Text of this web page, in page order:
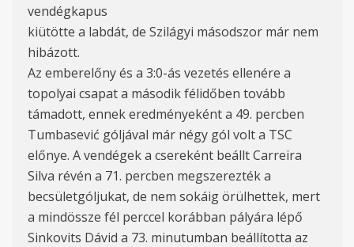
vendégkapus
kiütötte a labdát, de Szilágyi másodszor már nem
hibázott.
Az emberelőny és a 3:0-ás vezetés ellenére a
topolyai csapat a második félidőben tovább
támadott, ennek eredményeként a 49. percben
Tumbasević góljával már négy gól volt a TSC
előnye. A vendégek a csereként beállt Carreira
Silva révén a 71. percben megszerezték a
becsületgóljukat, de nem sokáig örülhettek, mert
a mindössze fél perccel korábban pályára lépő
Sinkovits Dávid a 73. minutumban beállította az